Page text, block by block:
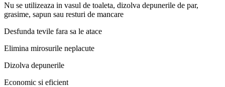
Nu se utilizeaza in vasul de toaleta, dizolva depunerile de par,
grasime, sapun sau resturi de mancare
Desfunda tevile fara sa le atace
Elimina mirosurile neplacute
Dizolva depunerile
Economic si eficient